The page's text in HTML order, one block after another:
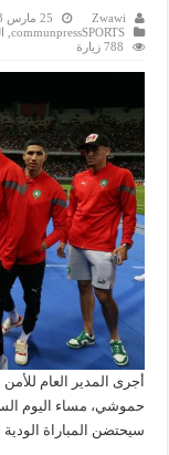
Zwawi
25 مارس 2023
communpressSPORTS
788 زيارة
أجرى المدير العام
حموشي، مساء اليوم
سيحتضن المباراة